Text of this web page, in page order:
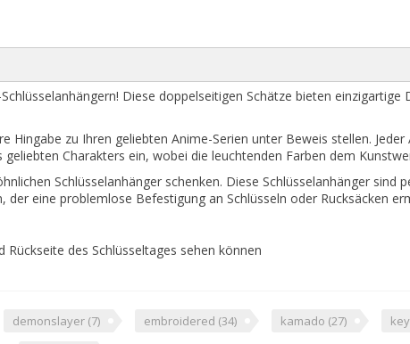
Diese doppelseitigen Schätze bieten
Hingabe zu Ihren geliebten Anime-Serien unter Beweis stellen.
Charakters ein, wobei die leuchtenden Farben dem
Schlüsselanhänger schenken. Diese Schlüsselanhänger sind
eine problemlose Befestigung an Schlüsseln oder Rucksäcken
des Schlüsseltages sehen können
demonslayer (7) embroidered (34) kamado (27)